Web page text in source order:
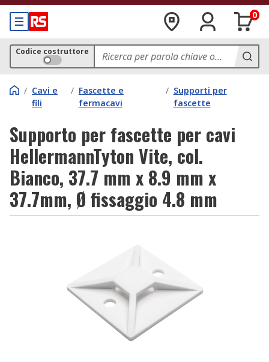
0
Codice costruttore
/ Cavi e
fili
/ Fascette e
fermacavi
/ Supporti per
fascette
Supporto per fascette per cavi
HellermannTyton Vite, col.
Bianco, 37.7 mm x 8.9 mm x
37.7mm, Ø fissaggio 4.8 mm